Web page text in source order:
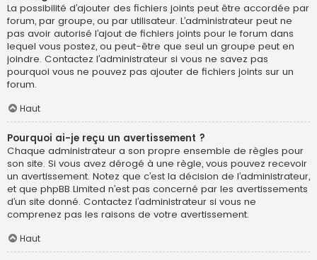
La possibilité d’ajouter des fichiers joints peut être accordée par
forum, par groupe, ou par utilisateur. L’administrateur peut ne
pas avoir autorisé l’ajout de fichiers joints pour le forum dans
lequel vous postez, ou peut-être que seul un groupe peut en
joindre. Contactez l’administrateur si vous ne savez pas
pourquoi vous ne pouvez pas ajouter de fichiers joints sur un
forum.
Haut
Pourquoi ai-je reçu un avertissement ?
Chaque administrateur a son propre ensemble de règles pour
son site. Si vous avez dérogé à une règle, vous pouvez recevoir
un avertissement. Notez que c’est la décision de l’administrateur,
et que phpBB Limited n’est pas concerné par les avertissements
d’un site donné. Contactez l’administrateur si vous ne
comprenez pas les raisons de votre avertissement.
Haut